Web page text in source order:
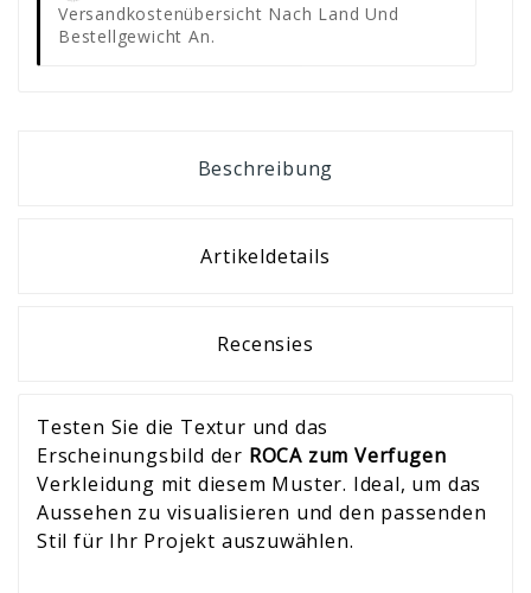
Versandkostenübersicht Nach Land Und
Bestellgewicht An.
Beschreibung
Artikeldetails
Recensies
Testen Sie die Textur und das
Erscheinungsbild der ROCA zum Verfugen
Verkleidung mit diesem Muster. Ideal, um das
Aussehen zu visualisieren und den passenden
Stil für Ihr Projekt auszuwählen.